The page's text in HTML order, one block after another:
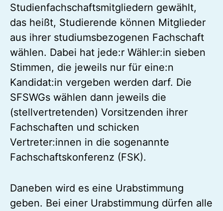
Studienfachschaftsmitgliedern gewählt,
das heißt, Studierende können Mitglieder
aus ihrer studiumsbezogenen Fachschaft
wählen. Dabei hat jede:r Wähler:in sieben
Stimmen, die jeweils nur für eine:n
Kandidat:in vergeben werden darf. Die
SFSWGs wählen dann jeweils die
(stellvertretenden) Vorsitzenden ihrer
Fachschaften und schicken
Vertreter:innen in die sogenannte
Fachschaftskonferenz (FSK).
Daneben wird es eine Urabstimmung
geben. Bei einer Urabstimmung dürfen alle